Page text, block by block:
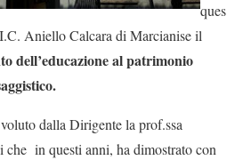
ques
Aniello Calcara di Marcianise il
dell’educazione al patrimonio
dalla Dirigente la prof.ssa
che in questi anni, ha dimostrato con